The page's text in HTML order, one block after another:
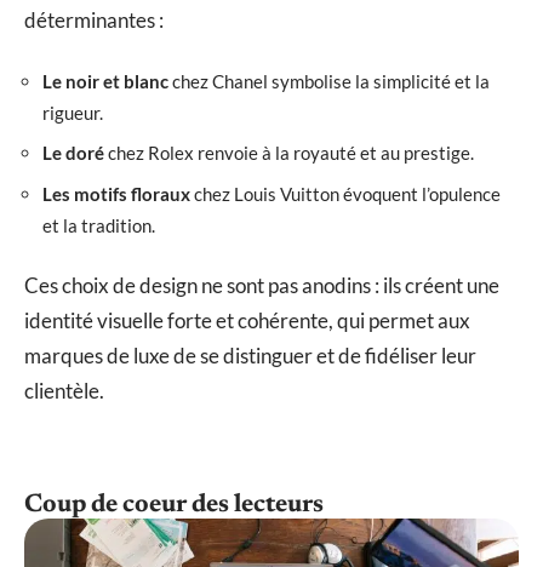
déterminantes :
Le noir et blancchez Chanel symbolise la simplicité et la
rigueur.
Le doréchez Rolex renvoie à la royauté et au prestige.
Les motifs florauxchez Louis Vuitton évoquent l’opulence
et la tradition.
Ces choix de design ne sont pas anodins : ils créent une
identité visuelle forte et cohérente, qui permet aux
marques de luxe de se distinguer et de fidéliser leur
clientèle.
Coup de coeur des lecteurs